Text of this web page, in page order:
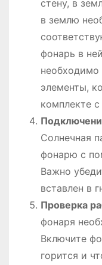
стену, в
в землю
фонарь в
необходимо
элементы,
комплекте
Солнечная
фонарю с
Важно
вставлен в
Проверка
фонаря
Включите
горится и